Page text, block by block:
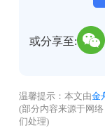
或分享至:
温馨提示：本文由金
(部分内容来源于网
们处理)